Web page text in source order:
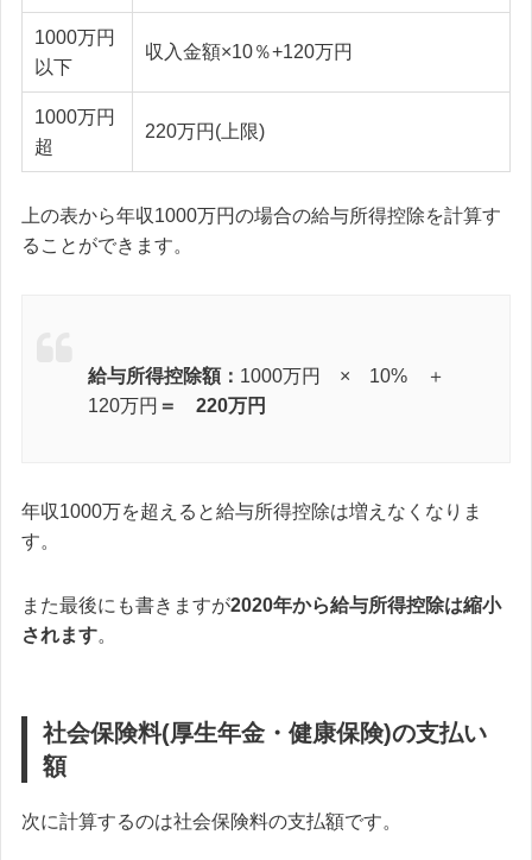
1000万円
以下
収入金額×10％+120万円
1000万円
超
220万円(上限)
上の表から年収1000万円の場合の給与所得控除を計算す
ることができます。
給与所得控除額： 1000万円 × 10% ＋
120万円 ＝ 220万円
年収1000万を超えると給与所得控除は増えなくなりま
す。
また最後にも書きますが2020年から給与所得控除は縮小
されます。
社会保険料(厚生年金・健康保険)の支払い
額
次に計算するのは社会保険料の支払額です。